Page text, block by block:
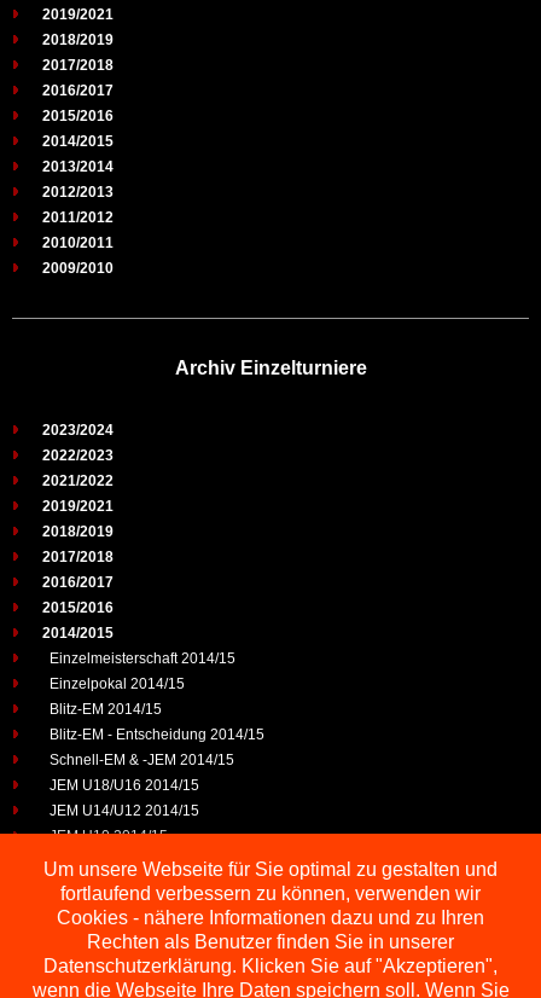
2019/2021
2018/2019
2017/2018
2016/2017
2015/2016
2014/2015
2013/2014
2012/2013
2011/2012
2010/2011
2009/2010
Archiv Einzelturniere
2023/2024
2022/2023
2021/2022
2019/2021
2018/2019
2017/2018
2016/2017
2015/2016
2014/2015
Einzelmeisterschaft 2014/15
Einzelpokal 2014/15
Blitz-EM 2014/15
Blitz-EM - Entscheidung 2014/15
Schnell-EM & -JEM 2014/15
JEM U18/U16 2014/15
JEM U14/U12 2014/15
JEM U10 2014/15
JEP U25 2014/15
2013/2014
2012/2013
2011/2012
2010/2011
2009/2010
Um unsere Webseite für Sie optimal zu gestalten und
fortlaufend verbessern zu können, verwenden wir
Cookies - nähere Informationen dazu und zu Ihren
Rechten als Benutzer finden Sie in unserer
Datenschutzerklärung. Klicken Sie auf "Akzeptieren",
wenn die Webseite Ihre Daten speichern soll. Wenn Sie